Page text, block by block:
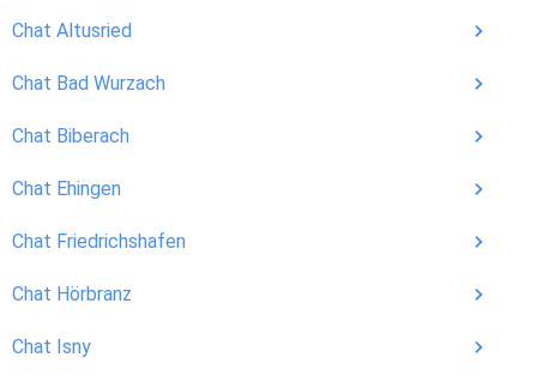
Chat Altusried
Chat Bad Wurzach
Chat Biberach
Chat Ehingen
Chat Friedrichshafen
Chat Hörbranz
Chat Isny